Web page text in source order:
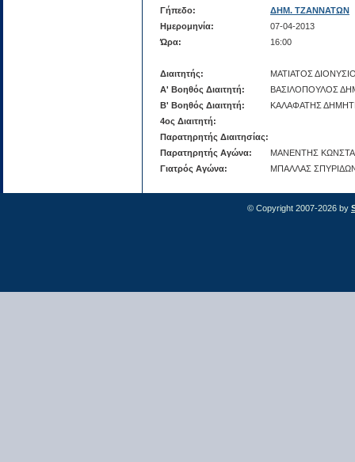
Γήπεδο:
ΔΗΜ. ΤΖΑΝΝΑΤΩΝ
Ημερομηνία:
07-04-2013
Ώρα:
16:00
Διαιτητής:
ΜΑΤΙΑΤΟΣ
Α' Βοηθός Διαιτητή:
ΒΑΣΙΛΟΠΟΥΛΟΣ
Β' Βοηθός Διαιτητή:
ΚΑΛΑΦΑΤΗΣ
4ος Διαιτητή:
Παρατηρητής Διαιτησίας:
Παρατηρητής Αγώνα:
ΜΑΝΕΝΤΗΣ
Γιατρός Αγώνα:
ΜΠΑΛΛΑΣ
© Copyright 2007-2026 by